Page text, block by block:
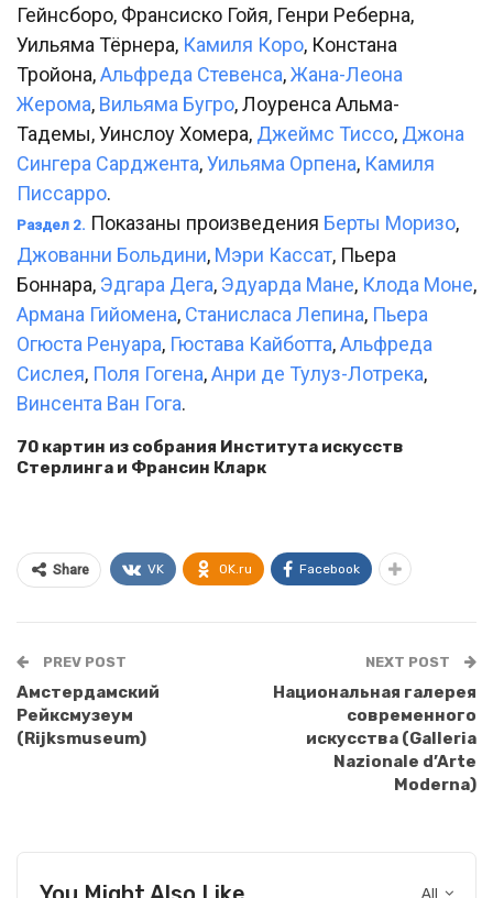
Гейнсборо, Франсиско Гойя, Генри Реберна,
Уильяма Тёрнера, Камиля Коро, Констана
Тройона,Альфреда Стевенса,Жана-Леона
Жерома, Вильяма Бугро, Лоуренса Альма-
Тадемы, Уинслоу Хомера, Джеймс Тиссо, Джона
Сингера Сарджента,Уильяма Орпена, Камиля
Писсарро.
Раздел 2. Показаны произведения Берты Моризо,
Джованни Больдини, Мэри Кассат, Пьера
Боннара, Эдгара Дега, Эдуарда Мане, Клода Моне,
Армана Гийомена, Станисласа Лепина, Пьера
Огюста Ренуара, Гюстава Кайботта,Альфреда
Сислея, Поля Гогена,Анри де Тулуз-Лотрека,
Винсента Ван Гога.
70 картин из собрания Института искусств
Стерлинга и Франсин Кларк
Share VK OK.ru Facebook
PREV POST
Амстердамский
Рейксмузеум
(Rijksmuseum)
NEXT POST
Национальная галерея
современного
искусства (Galleria
Nazionale d’Arte
Moderna)
All